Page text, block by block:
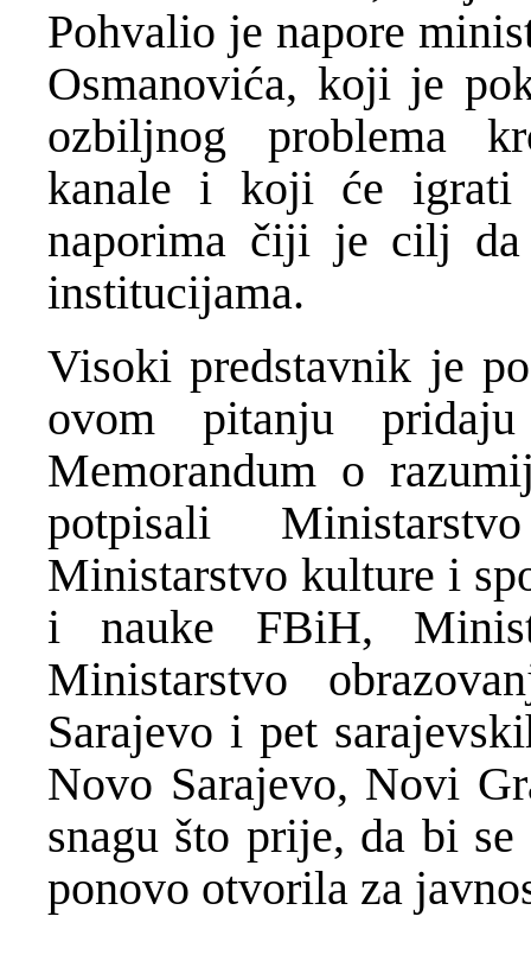
Pohvalio je napore
Osmanovića, koji je
ozbiljnog problema
kanale i koji će igrati
naporima čiji je cilj da
institucijama.
Visoki predstavnik je
ovom pitanju
Memorandum o
potpisali
Ministarstvo kulture i
i nauke FBiH,
Ministarstvo
Sarajevo i pet
Novo Sarajevo, Novi
snagu što prije, da bi
ponovo otvorila za